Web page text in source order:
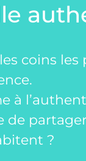
coins les
à
de
?